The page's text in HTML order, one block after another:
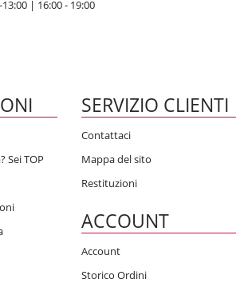
| 16:00 - 19:00
Sei TOP
SERVIZIO CLIENTI
Contattaci
Mappa del sito
Restituzioni
ACCOUNT
Account
Storico Ordini